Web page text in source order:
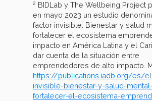
2 BIDLab y The Wellbeing Project
en mayo 2023 un estudio
factor invisible: Bienestar y salud
fortalecer el ecosistema
impacto en América Latina y el
dar cuenta de la situación entre
emprendedores de alto impacto.
https://publications.iadb.org/es/
invisible-bienestar-y-salud-
fortalecer-el-ecosistema-